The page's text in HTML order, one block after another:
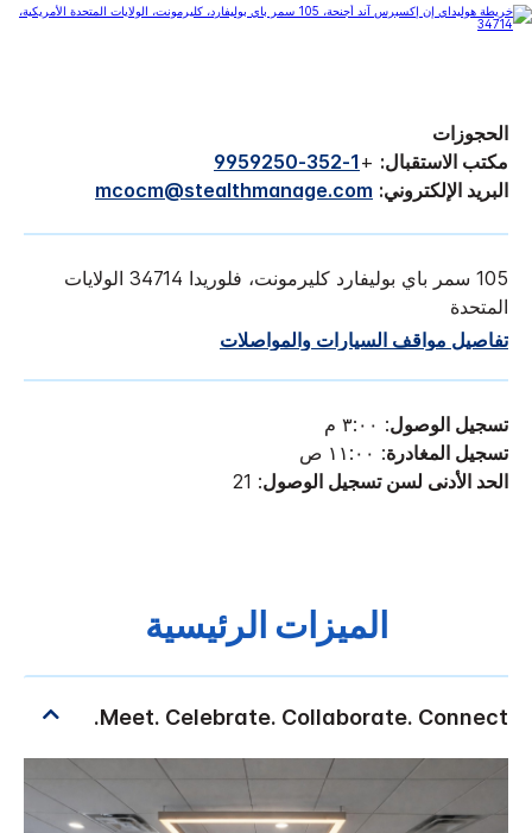
الحجوزات
مكتب الاستقبال: +
1-352-9959250
البريد الإلكتروني: mcocm@stealthmanage.com
105 سمر باي بوليفارد كليرمونت، فلوريدا 34714 الولايات
المتحدة
تفاصيل مواقف السيارات والمواصلات
تسجيل الوصول: ٣:٠٠ م
تسجيل المغادرة: ١١:٠٠ ص
الحد الأدنى لسن تسجيل الوصول: 21
الميزات الرئيسية